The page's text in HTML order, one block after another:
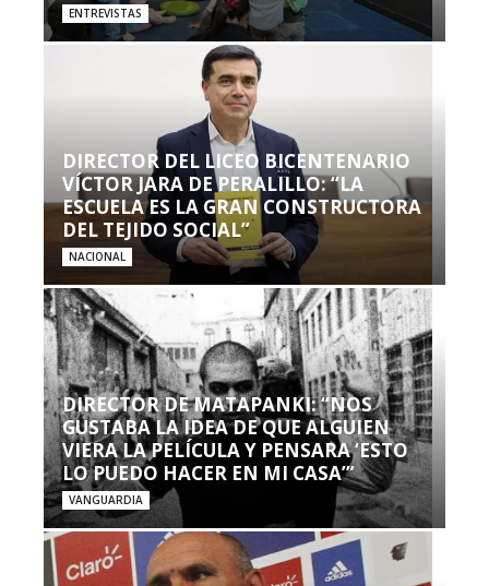
ENTREVISTAS
DIRECTOR DEL LICEO BICENTENARIO
VÍCTOR JARA DE PERALILLO: “LA
ESCUELA ES LA GRAN CONSTRUCTORA
DEL TEJIDO SOCIAL”
NACIONAL
DIRECTOR DE MATAPANKI: “NOS
GUSTABA LA IDEA DE QUE ALGUIEN
VIERA LA PELÍCULA Y PENSARA ‘ESTO
LO PUEDO HACER EN MI CASA’”
VANGUARDIA